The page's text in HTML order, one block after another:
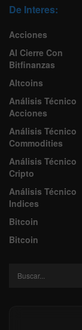
De Interes:
Acciones
Al Cierre Con
Bitfinanzas
Altcoins
Análisis Técnico
Acciones
Análisis Técnico
Commodities
Análisis Técnico
Cripto
Análisis Técnico
Indices
Bitcoin
Bitcoin